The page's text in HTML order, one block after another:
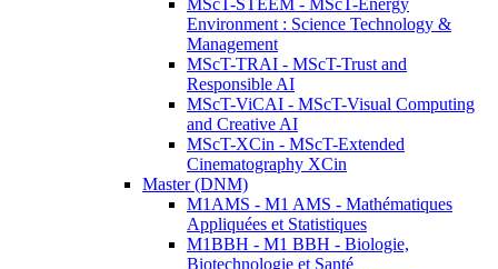
MScT-STEEM - MScT-Energy
Environment : Science Technology &
Management
MScT-TRAI - MScT-Trust and
Responsible AI
MScT-ViCAI - MScT-Visual Computing
and Creative AI
MScT-XCin - MScT-Extended
Cinematography XCin
Master (DNM)
M1AMS - M1 AMS - Mathématiques
Appliquées et Statistiques
M1BBH - M1 BBH - Biologie,
Biotechnologie et Santé